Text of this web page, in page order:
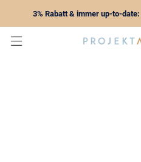
3% Rabatt & immer up-to-date: